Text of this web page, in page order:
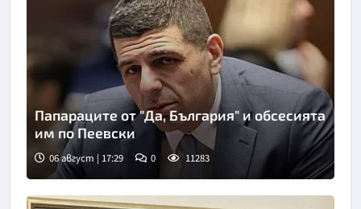
Папараците от "Да, България" и обсесията
им по Пеевски
06 август | 17:29 0 11283